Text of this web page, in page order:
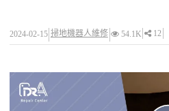
2024-02-15 掃地機器人維修 54.1K 12